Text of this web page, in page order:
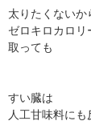
太りたくないか
ゼロキロカロリ
取っても
すい臓は
人工甘味料にも